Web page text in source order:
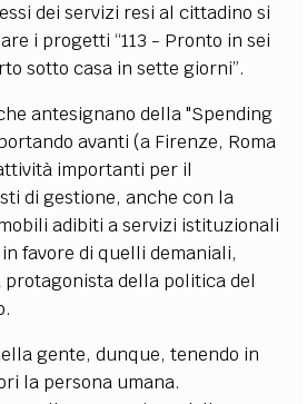
dei servizi resi al cittadino si
i progetti “113 - Pronto in sei
sotto casa in sette giorni”.
antesignano della "Spending
avanti (a Firenze, Roma
importanti per il
di gestione, anche con la
adibiti a servizi istituzionali
favore di quelli demaniali,
della politica del
gente, dunque, tenendo in
la persona umana.